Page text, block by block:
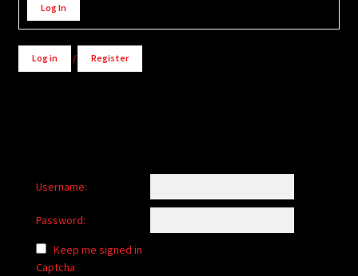
Log In
Log in / Register
Username:
Password:
Keep me signed in
Captcha